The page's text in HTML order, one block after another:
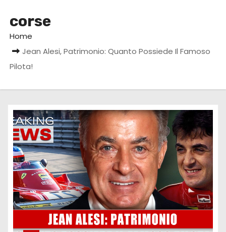
corse
Home
Jean Alesi, Patrimonio: Quanto Possiede Il Famoso
Pilota!